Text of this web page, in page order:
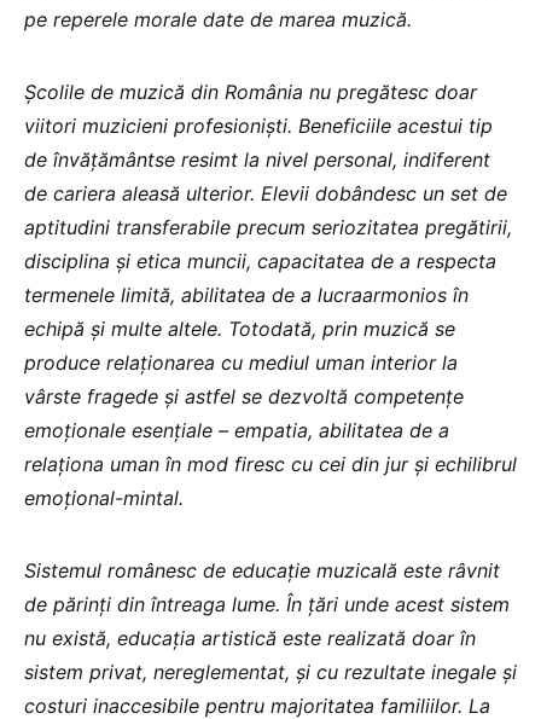
pe reperele morale date de marea muzică.
Școlile de muzică din România nu pregătesc doar
viitori muzicieni profesioniști. Beneficiile acestui tip
de învățământse resimt la nivel personal, indiferent
de cariera aleasă ulterior. Elevii dobândesc un set de
aptitudini transferabile precum seriozitatea pregătirii,
disciplina și etica muncii, capacitatea de a respecta
termenele limită, abilitatea de a lucraarmonios în
echipă și multe altele. Totodată, prin muzică se
produce relaționarea cu mediul uman interior la
vârste fragede și astfel se dezvoltă competențe
emoționale esențiale – empatia, abilitatea de a
relaționa uman în mod firesc cu cei din jur și echilibrul
emoțional-mintal.
Sistemul românesc de educație muzicală este râvnit
de părinți din întreaga lume. În țări unde acest sistem
nu există, educația artistică este realizată doar în
sistem privat, nereglementat, și cu rezultate inegale și
costuri inaccesibile pentru majoritatea familiilor. La